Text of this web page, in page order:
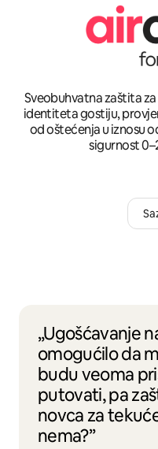
Sveobuhvatna zaštita
identiteta gostiju,
od oštećenja u iznosu
sigurnost
„Ugošćavanje
omogućilo da
budu veoma
putovati, pa
novca za
nema?”